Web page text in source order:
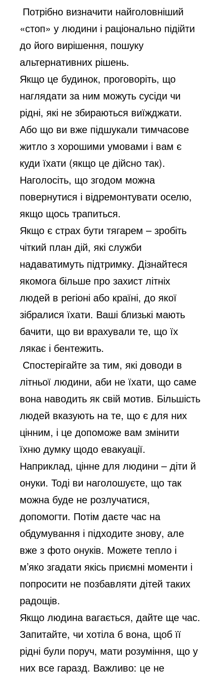
Потрібно визначити найголовніший
«стоп» у людини і раціонально підійти
до його вирішення, пошуку
альтернативних рішень.
Якщо це будинок, проговоріть, що
наглядати за ним можуть сусіди чи
рідні, які не збираються виїжджати.
Або що ви вже підшукали тимчасове
житло з хорошими умовами і вам є
куди їхати (якщо це дійсно так).
Наголосіть, що згодом можна
повернутися і відремонтувати оселю,
якщо щось трапиться.
Якщо є страх бути тягарем – зробіть
чіткий план дій, які служби
надаватимуть підтримку. Дізнайтеся
якомога більше про захист літніх
людей в регіоні або країні, до якої
зібралися їхати. Ваші близькі мають
бачити, що ви врахували те, що їх
лякає і бентежить.
Спостерігайте за тим, які доводи в
літньої людини, аби не їхати, що саме
вона наводить як свій мотив. Більшість
людей вказують на те, що є для них
цінним, і це допоможе вам змінити
їхню думку щодо евакуації.
Наприклад, цінне для людини – діти й
онуки. Тоді ви наголошуєте, що так
можна буде не розлучатися,
допомогти. Потім даєте час на
обдумування і підходите знову, але
вже з фото онуків. Можете тепло і
м’яко згадати якісь приємні моменти і
попросити не позбавляти дітей таких
радощів.
Якщо людина вагається, дайте ще час.
Запитайте, чи хотіла б вона, щоб її
рідні були поруч, мати розуміння, що у
них все гаразд. Важливо: це не